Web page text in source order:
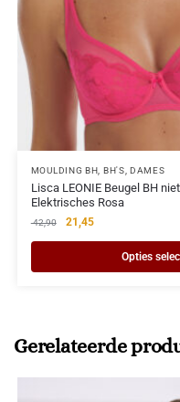
MOULDING BH, BH'S, DAMES
Lisca LEONIE Beugel BH
Elektrisches Rosa
42,90 21,45
Opties
Gerelateerde